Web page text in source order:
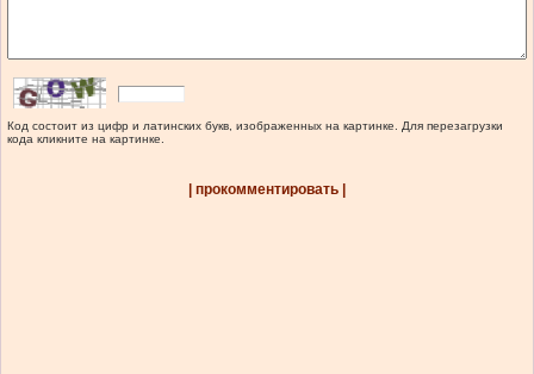
Код состоит из цифр и латинских букв, изображенных на картинке. Для перезагрузки
кода кликните на картинке.
| прокомментировать |